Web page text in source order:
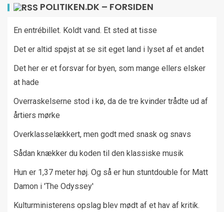
POLITIKEN.DK – FORSIDEN
En entrébillet. Koldt vand. Et sted at tisse
Det er altid spøjst at se sit eget land i lyset af et andet
Det her er et forsvar for byen, som mange ellers elsker
at hade
Overraskelserne stod i kø, da de tre kvinder trådte ud af
årtiers mørke
Overklasselækkert, men godt med snask og snavs
Sådan knækker du koden til den klassiske musik
Hun er 1,37 meter høj. Og så er hun stuntdouble for Matt
Damon i 'The Odyssey'
Kulturministerens opslag blev mødt af et hav af kritik.